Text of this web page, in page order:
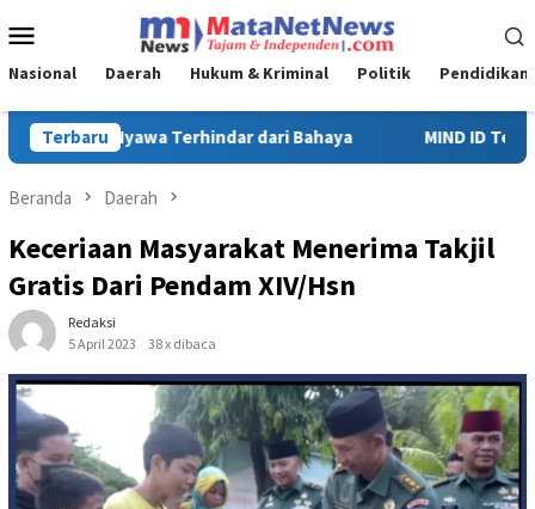
ke
Mobile
Nasional Daerah Hukum & Kriminal Politik Pendidikan
TerbaruMIND ID Tegaskan Dukungan Penuh Bagi PT Vale di
Beranda Daerah
Keceriaan Masyarakat Menerima Takjil
Gratis Dari Pendam XIV/Hsn
Redaksi
5 April 2023
38 x dibaca